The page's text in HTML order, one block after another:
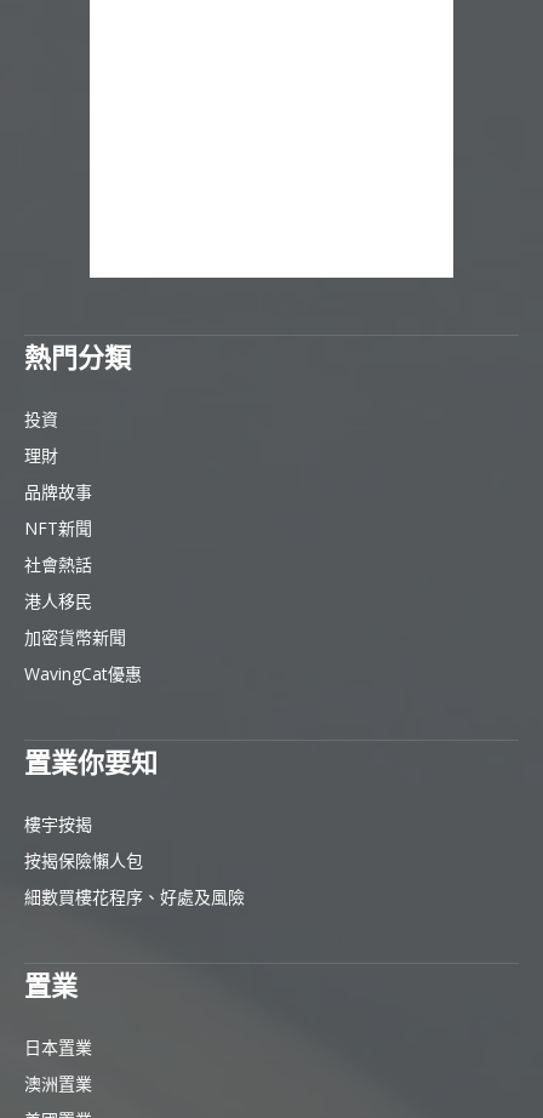
熱門分類
投資
理財
品牌故事
NFT新聞
社會熱話
港人移民
加密貨幣新聞
WavingCat優惠
置業你要知
樓宇按揭
按揭保險懶人包
細數買樓花程序、好處及風險
置業
日本置業
澳洲置業